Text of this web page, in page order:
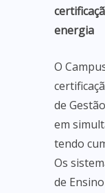
energia
O
de
em
tendo
Os
de